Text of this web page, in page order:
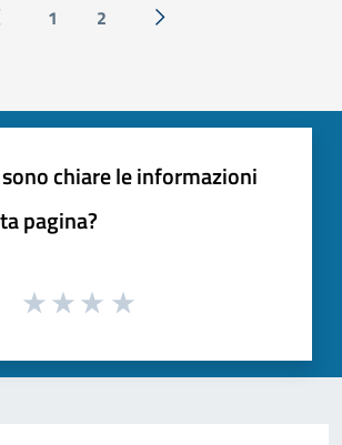
precedente
1 2 Successiva »
chiare le informazioni
pagina?